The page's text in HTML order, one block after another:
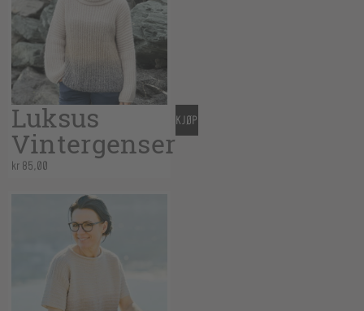
Luksus
Vintergenser
kr85,00
KJØP